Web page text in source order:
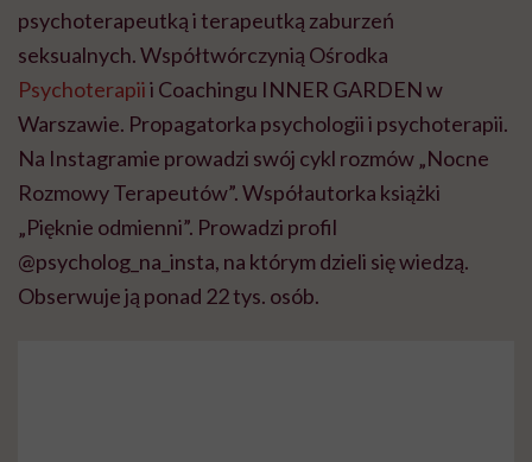
psychoterapeutką i terapeutką zaburzeń
seksualnych. Współtwórczynią Ośrodka
Psychoterapiii Coachingu INNER GARDEN w
Warszawie. Propagatorka psychologii i psychoterapii.
Na Instagramie prowadzi swój cykl rozmów „Nocne
Rozmowy Terapeutów”. Współautorka książki
„Pięknie odmienni”. Prowadzi profil
@psycholog_na_insta, na którym dzieli się wiedzą.
Obserwuje ją ponad 22 tys. osób.